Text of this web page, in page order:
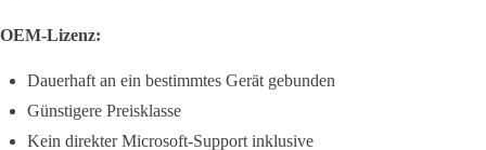
OEM-Lizenz:
Dauerhaft an ein bestimmtes Gerät gebunden
Günstigere Preisklasse
Kein direkter Microsoft-Support inklusive